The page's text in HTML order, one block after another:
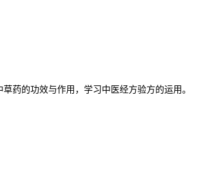
药的功效与作用，学习中医经方验方的运用。